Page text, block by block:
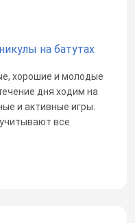
на батутах
хорошие и молодые
дня ходим на
и активные игры.
все